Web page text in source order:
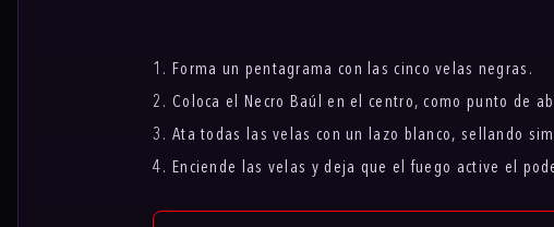
1. Forma un pentagrama con las cinco velas negras.
2. Coloca el Necro Baúl en el centro, como punto de
3. Ata todas las velas con un lazo blanco, sellando
4. Enciende las velas y deja que el fuego active el